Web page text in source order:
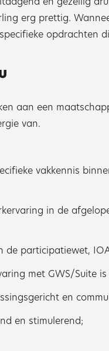
erg prettig.
opdrachten
aan een
van.
vakkennis
in de
de participatiewet,
met GWS/Suite is
en
en stimulerend;